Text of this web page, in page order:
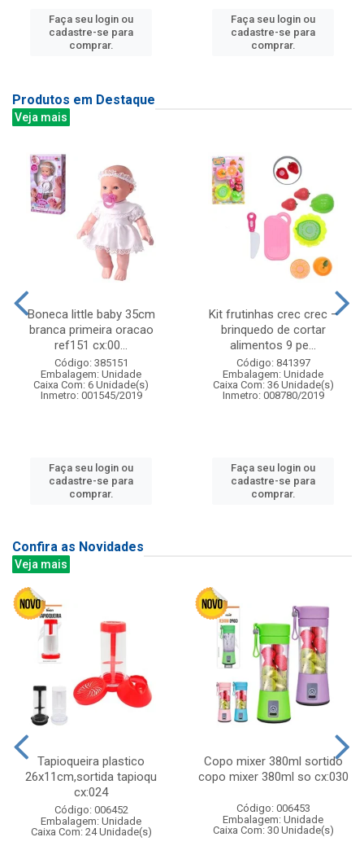
Faça seu login ou
cadastre-se para
comprar.
Faça seu login ou
cadastre-se para
comprar.
Produtos em Destaque
Veja mais
Boneca little baby 35cm
branca primeira oracao
ref151 cx:00...
Código: 385151
Embalagem: Unidade
Caixa Com: 6 Unidade(s)
Inmetro: 001545/2019
Faça seu login ou
cadastre-se para
comprar.
Kit frutinhas crec crec –
brinquedo de cortar
alimentos 9 pe...
Código: 841397
Embalagem: Unidade
Caixa Com: 36 Unidade(s)
Inmetro: 008780/2019
Faça seu login ou
cadastre-se para
comprar.
Confira as Novidades
Veja mais
Tapioqueira plastico
26x11cm,sortida tapioqu
cx:024
Código: 006452
Embalagem: Unidade
Caixa Com: 24 Unidade(s)
Copo mixer 380ml sortido
copo mixer 380ml so cx:030
Código: 006453
Embalagem: Unidade
Caixa Com: 30 Unidade(s)